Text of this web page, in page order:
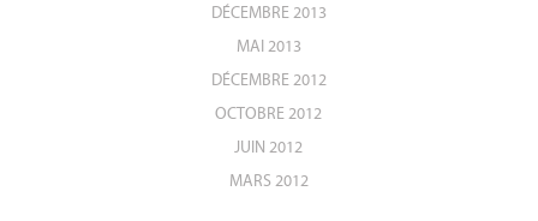
DÉCEMBRE 2013
MAI 2013
DÉCEMBRE 2012
OCTOBRE 2012
JUIN 2012
MARS 2012